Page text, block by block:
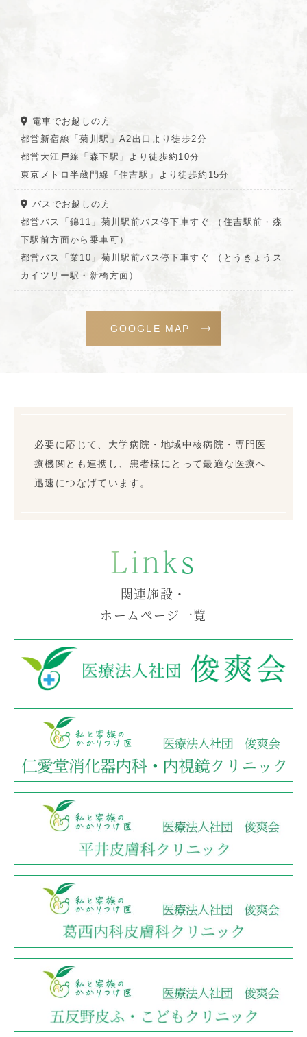
電車でお越しの方
都営新宿線「菊川駅」A2出口より徒歩2分
都営大江戸線「森下駅」より徒歩約10分
東京メトロ半蔵門線「住吉駅」より徒歩約15分
バスでお越しの方
都営バス「錦11」菊川駅前バス停下車すぐ （住吉駅前・森
下駅前方面から乗車可）
都営バス「業10」菊川駅前バス停下車すぐ （とうきょうス
カイツリー駅・新橋方面）
GOOGLE MAP
必要に応じて、大学病院・地域中核病院・専門医
療機関とも連携し、患者様にとって最適な医療へ
迅速につなげています。
Links
関連施設・
ホームページ一覧